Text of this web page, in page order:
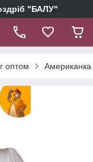
"БАЛУ"
оптом Американка